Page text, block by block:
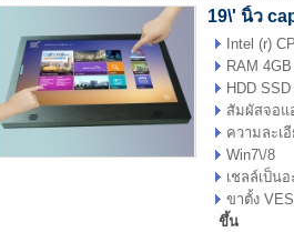
19\' นิ้ว
Intel (r)
RAM
HDD
สัมผัสจอแ
ความละเ
Win7\/8
เชลล์เป็น
ขาตั้ง
ขึ้น